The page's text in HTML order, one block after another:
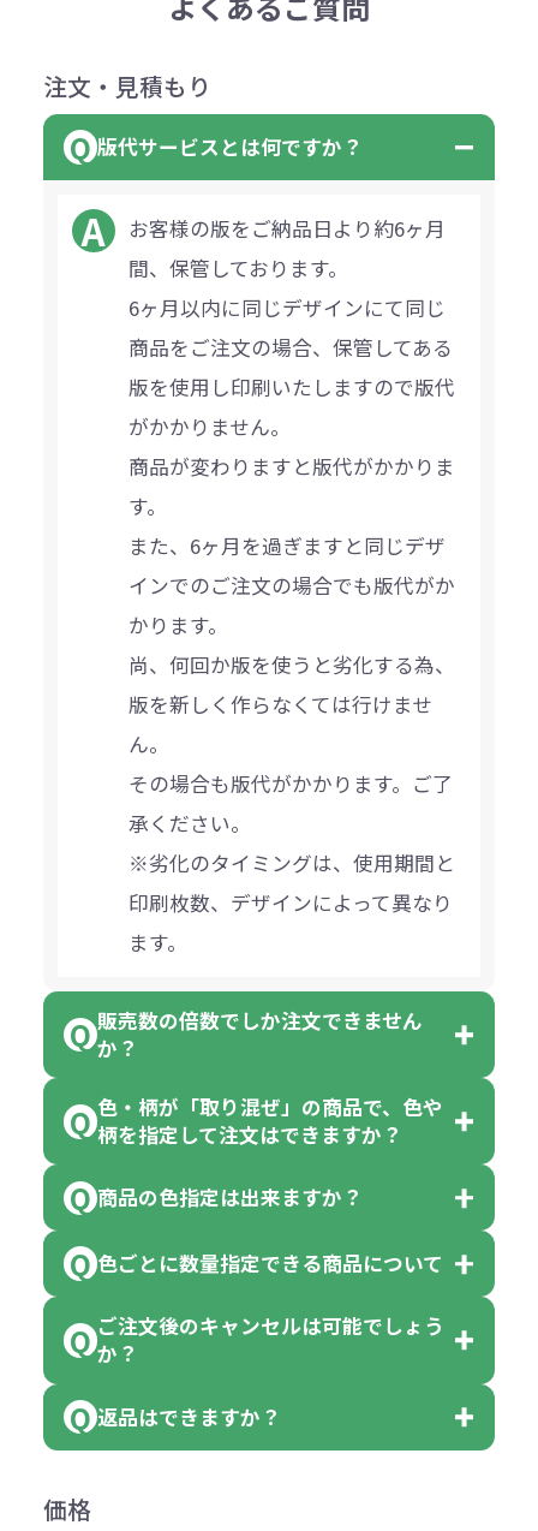
注文・見積もり
版代サービスとは何ですか？
お客様の版をご納品日より約6ヶ月
間、保管しております。
6ヶ月以内に同じデザインにて同じ
商品をご注文の場合、保管してある
版を使用し印刷いたしますので版代
がかかりません。
商品が変わりますと版代がかかりま
す。
また、6ヶ月を過ぎますと同じデザ
インでのご注文の場合でも版代がか
かります。
尚、何回か版を使うと劣化する為、
版を新しく作らなくては行けませ
ん。
その場合も版代がかかります。ご了
承ください。
※劣化のタイミングは、使用期間と
印刷枚数、デザインによって異なり
ます。
販売数の倍数でしか注文できません
か？
一部商品（※）を除き、注文可能数
です。
ります。
【例】注文可能数が100個の場合
は、100個以上でしたら、何個でも
可能です。
色・柄が「取り混ぜ」の商品で、色や
柄を指定して注文はできますか？
「色・柄 取り混ぜ」のラベルがつい
ている商品は、色指定不可となって
ん。
商品の色指定は出来ますか？
色指定できる商品もございますが商
品の詳細に「色・柄 取り混ぜ」のラ
ベルや商品画像に「〇色取混ぜ」な
ては色指定が出来ません。
色ごとに数量指定できる商品について
「選べる本体色」のラベルが付いて
す。
ご注文後のキャンセルは可能でしょう
か？
お客様都合でのキャンセルは、制作
返品はできますか？
価格